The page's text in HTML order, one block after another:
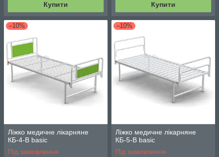
Купити Купити
–10%
Ліжко медичне лікарняне
КБ-4-В basic
Під замовлення
–10%
Ліжко медичне лікарняне
КБ-5-В basic
Під замовлення